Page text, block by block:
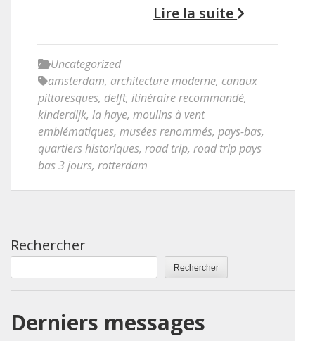
Lire la suite
Uncategorized
amsterdam, architecture moderne, canaux
pittoresques, delft, itinéraire recommandé,
kinderdijk, la haye, moulins à vent
emblématiques, musées renommés, pays-bas,
quartiers historiques, road trip, road trip pays
bas 3 jours, rotterdam
Rechercher
Rechercher
Derniers messages